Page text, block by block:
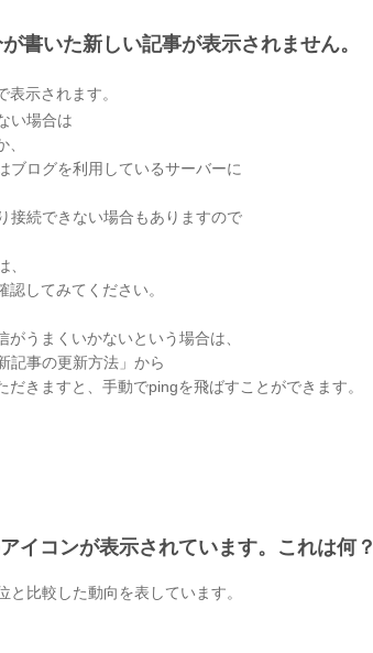
書いた新しい記事が表示されません。
示されます。
い場合は
ブログを利用しているサーバーに
接続できない場合もありますので
してみてください。
うまくいかないという場合は、
記事の更新方法」から
だきますと、手動でpingを飛ばすことができます。
コンが表示されています。これは何？
比較した動向を表しています。